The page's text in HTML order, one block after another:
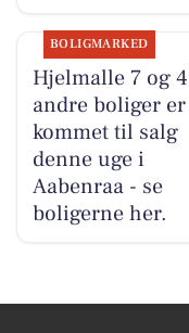
BOLIGMARKED
Hjelmalle 7 og 4
andre boliger er
kommet til salg
denne uge i
Aabenraa - se
boligerne her.